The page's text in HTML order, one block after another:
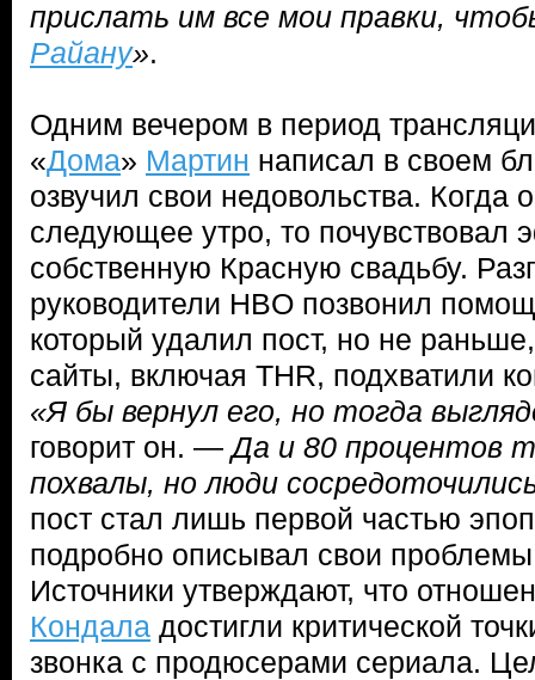
прислать им все мои правки,
Райану».
Одним вечером в период
«Дома» Мартин написал в своем
озвучил свои недовольства. Когда
следующее утро, то почувствовал
собственную Красную свадьбу.
руководители HBO позвонил
который удалил пост, но не
сайты, включая THR, подхватили
«Я бы вернул его, но тогда
говорит он. —Да и 80 процентов
похвалы, но люди
пост стал лишь первой частью
подробно описывал свои
Источники утверждают, что
Кондала достигли критической
звонка с продюсерами сериала.